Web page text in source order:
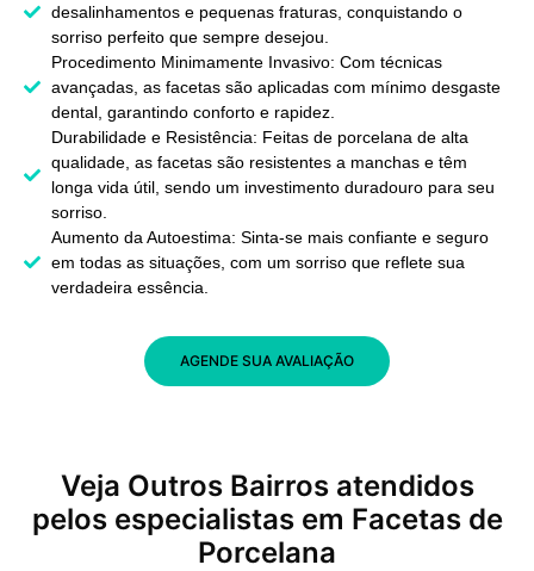
desalinhamentos e pequenas fraturas, conquistando o
sorriso perfeito que sempre desejou.
Procedimento Minimamente Invasivo: Com técnicas
avançadas, as facetas são aplicadas com mínimo desgaste
dental, garantindo conforto e rapidez.
Durabilidade e Resistência: Feitas de porcelana de alta
qualidade, as facetas são resistentes a manchas e têm
longa vida útil, sendo um investimento duradouro para seu
sorriso.
Aumento da Autoestima: Sinta-se mais confiante e seguro
em todas as situações, com um sorriso que reflete sua
verdadeira essência.
AGENDE SUA AVALIAÇÃO
Veja Outros Bairros atendidos
pelos especialistas em Facetas de
Porcelana